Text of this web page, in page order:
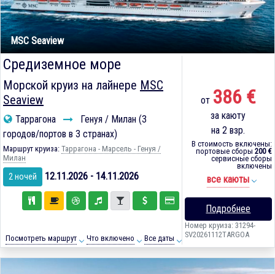
MSC Seaview
Средиземное море
Морской круиз на лайнере MSC
Seaview
Таррагона
Генуя / Милан (3
городов/портов в 3 странах)
Маршрут круиза: Таррагона - Марсель - Генуя /
Милан
2 ночей 12.11.2026 - 14.11.2026
Посмотреть маршрут Что включено Все даты
от 386 €
за каюту
на 2 взр.
В стоимость включены:
портовые сборы 200 €
сервисные сборы
включены
все каюты
Подробнее
Номер круиза: 31294-
SV20261112TARGOA